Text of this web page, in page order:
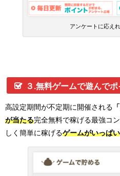
アンケートに応え
３.無料ゲームで遊んで
高設定期間が不定期に開催される
が当たる完全無料で稼げる最強コ
しく簡単に稼げるゲームがいっぱい